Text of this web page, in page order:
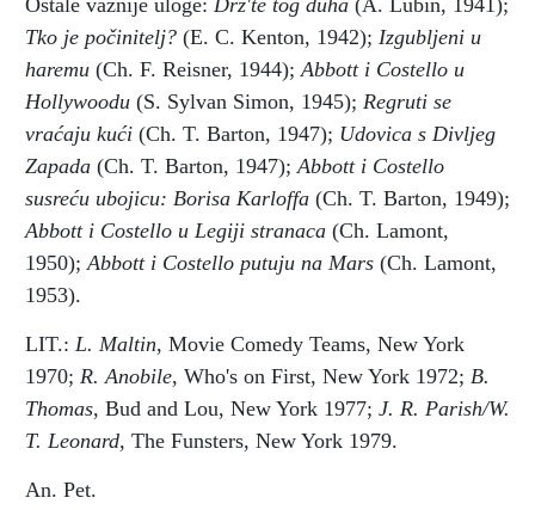
Ostale važnije uloge: Drž'te tog duha (A. Lubin, 1941);
Tko je počinitelj? (E. C. Kenton, 1942); Izgubljeni u
haremu (Ch. F. Reisner, 1944);Abbott i Costello u
Hollywoodu (S. Sylvan Simon, 1945); Regruti se
vraćaju kući (Ch. T. Barton, 1947); Udovica s Divljeg
Zapada (Ch. T. Barton, 1947);Abbott i Costello
susreću ubojicu: Borisa Karloffa (Ch. T. Barton, 1949);
Abbott i Costello u Legiji stranaca (Ch. Lamont,
1950);Abbott i Costello putuju na Mars (Ch. Lamont,
1953).
LIT.: L. Maltin, Movie Comedy Teams, New York
1970; R. Anobile, Who's on First, New York 1972; B.
Thomas, Bud and Lou, New York 1977; J. R. Parish/W.
T. Leonard, The Funsters, New York 1979.
An. Pet.